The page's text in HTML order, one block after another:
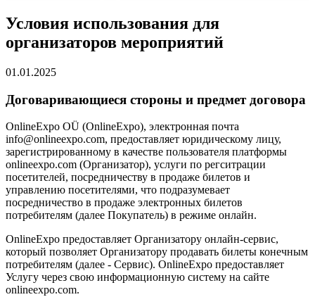
Условия использования для
организаторов мероприятий
01.01.2025
Договаривающиеся стороны и предмет договора
OnlineExpo OÜ (OnlineExpo), электронная почта
info@onlineexpo.com, предоставляет юридическому лицу,
зарегистрированному в качестве пользователя платформы
onlineexpo.com (Организатор), услуги по регситрации
посетителей, посредничеству в продаже билетов и
управлению посетителями, что подразумевает
посредничество в продаже электронных билетов
потребителям (далее Покупатель) в режиме онлайн.
OnlineExpo предоставляет Организатору онлайн-сервис,
который позволяет Организатору продавать билеты конечным
потребителям (далее - Сервис). OnlineExpo предоставляет
Услугу через свою информационную систему на сайте
onlineexpo.com.